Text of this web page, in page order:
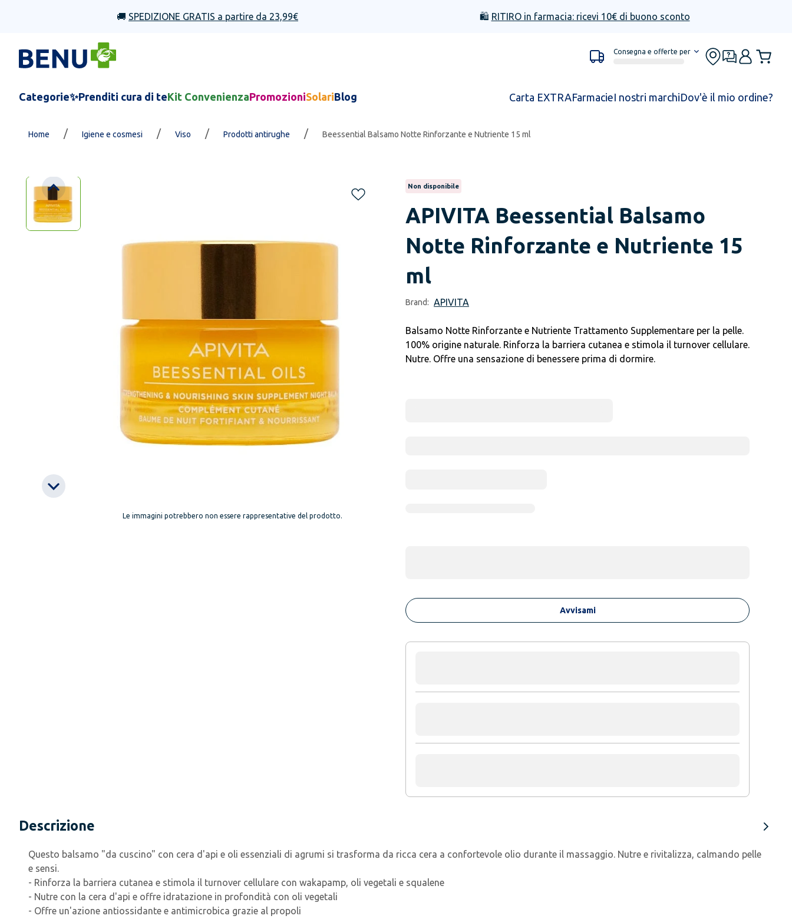
🚚 SPEDIZIONE GRATIS a partire da 23,99€ 🛍️ RITIRO in farmacia: ricevi 10€ di buono sconto
Consegna e offerte per
Categorie✨Prenditi cura di teKit ConvenienzaPromozioniSolariBlog Carta EXTRAFarmacieI nostri marchiDov'è il mio ordine?
Home / Igiene e cosmesi / Viso / Prodotti antirughe / Beessential Balsamo Notte Rinforzante e Nutriente 15 ml
Le immagini potrebbero non essere rappresentative del prodotto.
Non disponibile
APIVITA Beessential Balsamo
Notte Rinforzante e Nutriente 15
ml
Brand: APIVITA
Balsamo Notte Rinforzante e Nutriente Trattamento Supplementare per la pelle.
100% origine naturale. Rinforza la barriera cutanea e stimola il turnover cellulare.
Nutre. Offre una sensazione di benessere prima di dormire.
Avvisami
Descrizione
Questo balsamo "da cuscino" con cera d'api e oli essenziali di agrumi si trasforma da ricca cera a confortevole olio durante il massaggio. Nutre e rivitalizza, calmando pelle
e sensi.
- Rinforza la barriera cutanea e stimola il turnover cellulare con wakapamp, oli vegetali e squalene
- Nutre con la cera d'api e offre idratazione in profondità con oli vegetali
- Offre un'azione antiossidante e antimicrobica grazie al propoli